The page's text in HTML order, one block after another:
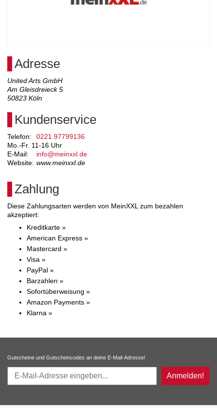
Adresse
United Arts GmbH
Am Gleisdreieck 5
50823 Köln
Kundenservice
Telefon:
0221 97799136
Mo.-Fr. 11-16 Uhr
E-Mail:
info@meinxxl.de
Website: www.meinxxl.de
Zahlung
Diese Zahlungsarten werden von MeinXXL zum bezahlen
akzeptiert:
Kreditkarte »
American Express »
Mastercard »
Visa »
PayPal »
Barzahlen »
Sofortüberweisung »
Amazon Payments »
Klarna »
Gutscheine und Gutscheincodes an deine E-Mail-Adresse!
Anmelden!